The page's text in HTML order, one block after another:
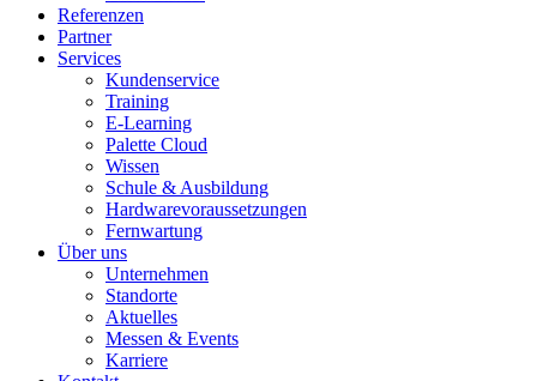
Referenzen
Partner
Services
Kundenservice
Training
E-Learning
Palette Cloud
Wissen
Schule & Ausbildung
Hardwarevoraussetzungen
Fernwartung
Über uns
Unternehmen
Standorte
Aktuelles
Messen & Events
Karriere